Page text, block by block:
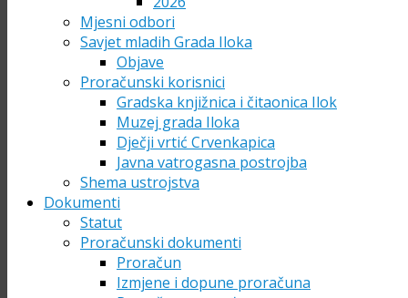
Mjesni odbori
Savjet mladih Grada Iloka
Objave
Proračunski korisnici
Gradska knjižnica i čitaonica Ilok
Muzej grada Iloka
Dječji vrtić Crvenkapica
Javna vatrogasna postrojba
Shema ustrojstva
Dokumenti
Statut
Proračunski dokumenti
Proračun
Izmjene i dopune proračuna